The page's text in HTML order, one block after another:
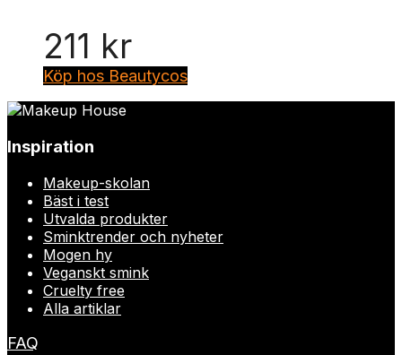
211 kr
Köp hos Beautycos
Inspiration
Makeup-skolan
Bäst i test
Utvalda produkter
Sminktrender och nyheter
Mogen hy
Veganskt smink
Cruelty free
Alla artiklar
FAQ